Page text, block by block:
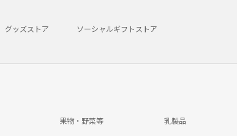
グッズストア ソーシャルギフトストア
果物・野菜等 乳製品